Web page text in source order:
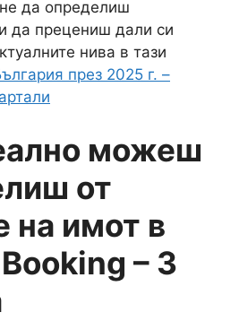
да определиш
да прецениш дали си
нива в тази
през 2025 г. –
можеш
от
на имот в
– 3